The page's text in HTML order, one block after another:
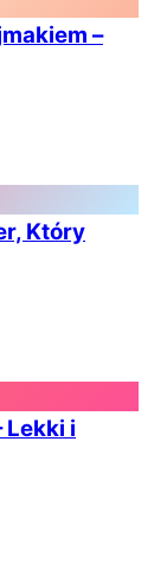
–
Który
Lekki i